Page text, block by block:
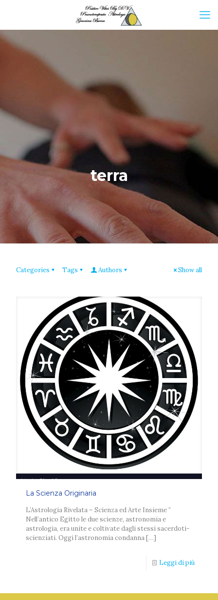
terra
Categories Tags Authors Show all
La Scienza Originaria
L’Astrologia Rivelata – Scienza ed Arte Insieme ”
Nell’antico Egitto le due scienze, astronomia e
astrologia, era unite e coltivate dagli stessi sacerdoti-
scienziati. Oggi l’astronomia condanna[…]
Leggi di più